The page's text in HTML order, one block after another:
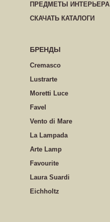
ПРЕДМЕТЫ ИНТЕРЬЕРА
СКАЧАТЬ КАТАЛОГИ
БРЕНДЫ
Cremasco
Lustrarte
Moretti Luce
Favel
Vento di Mare
La Lampada
Arte Lamp
Favourite
Laura Suardi
Eichholtz